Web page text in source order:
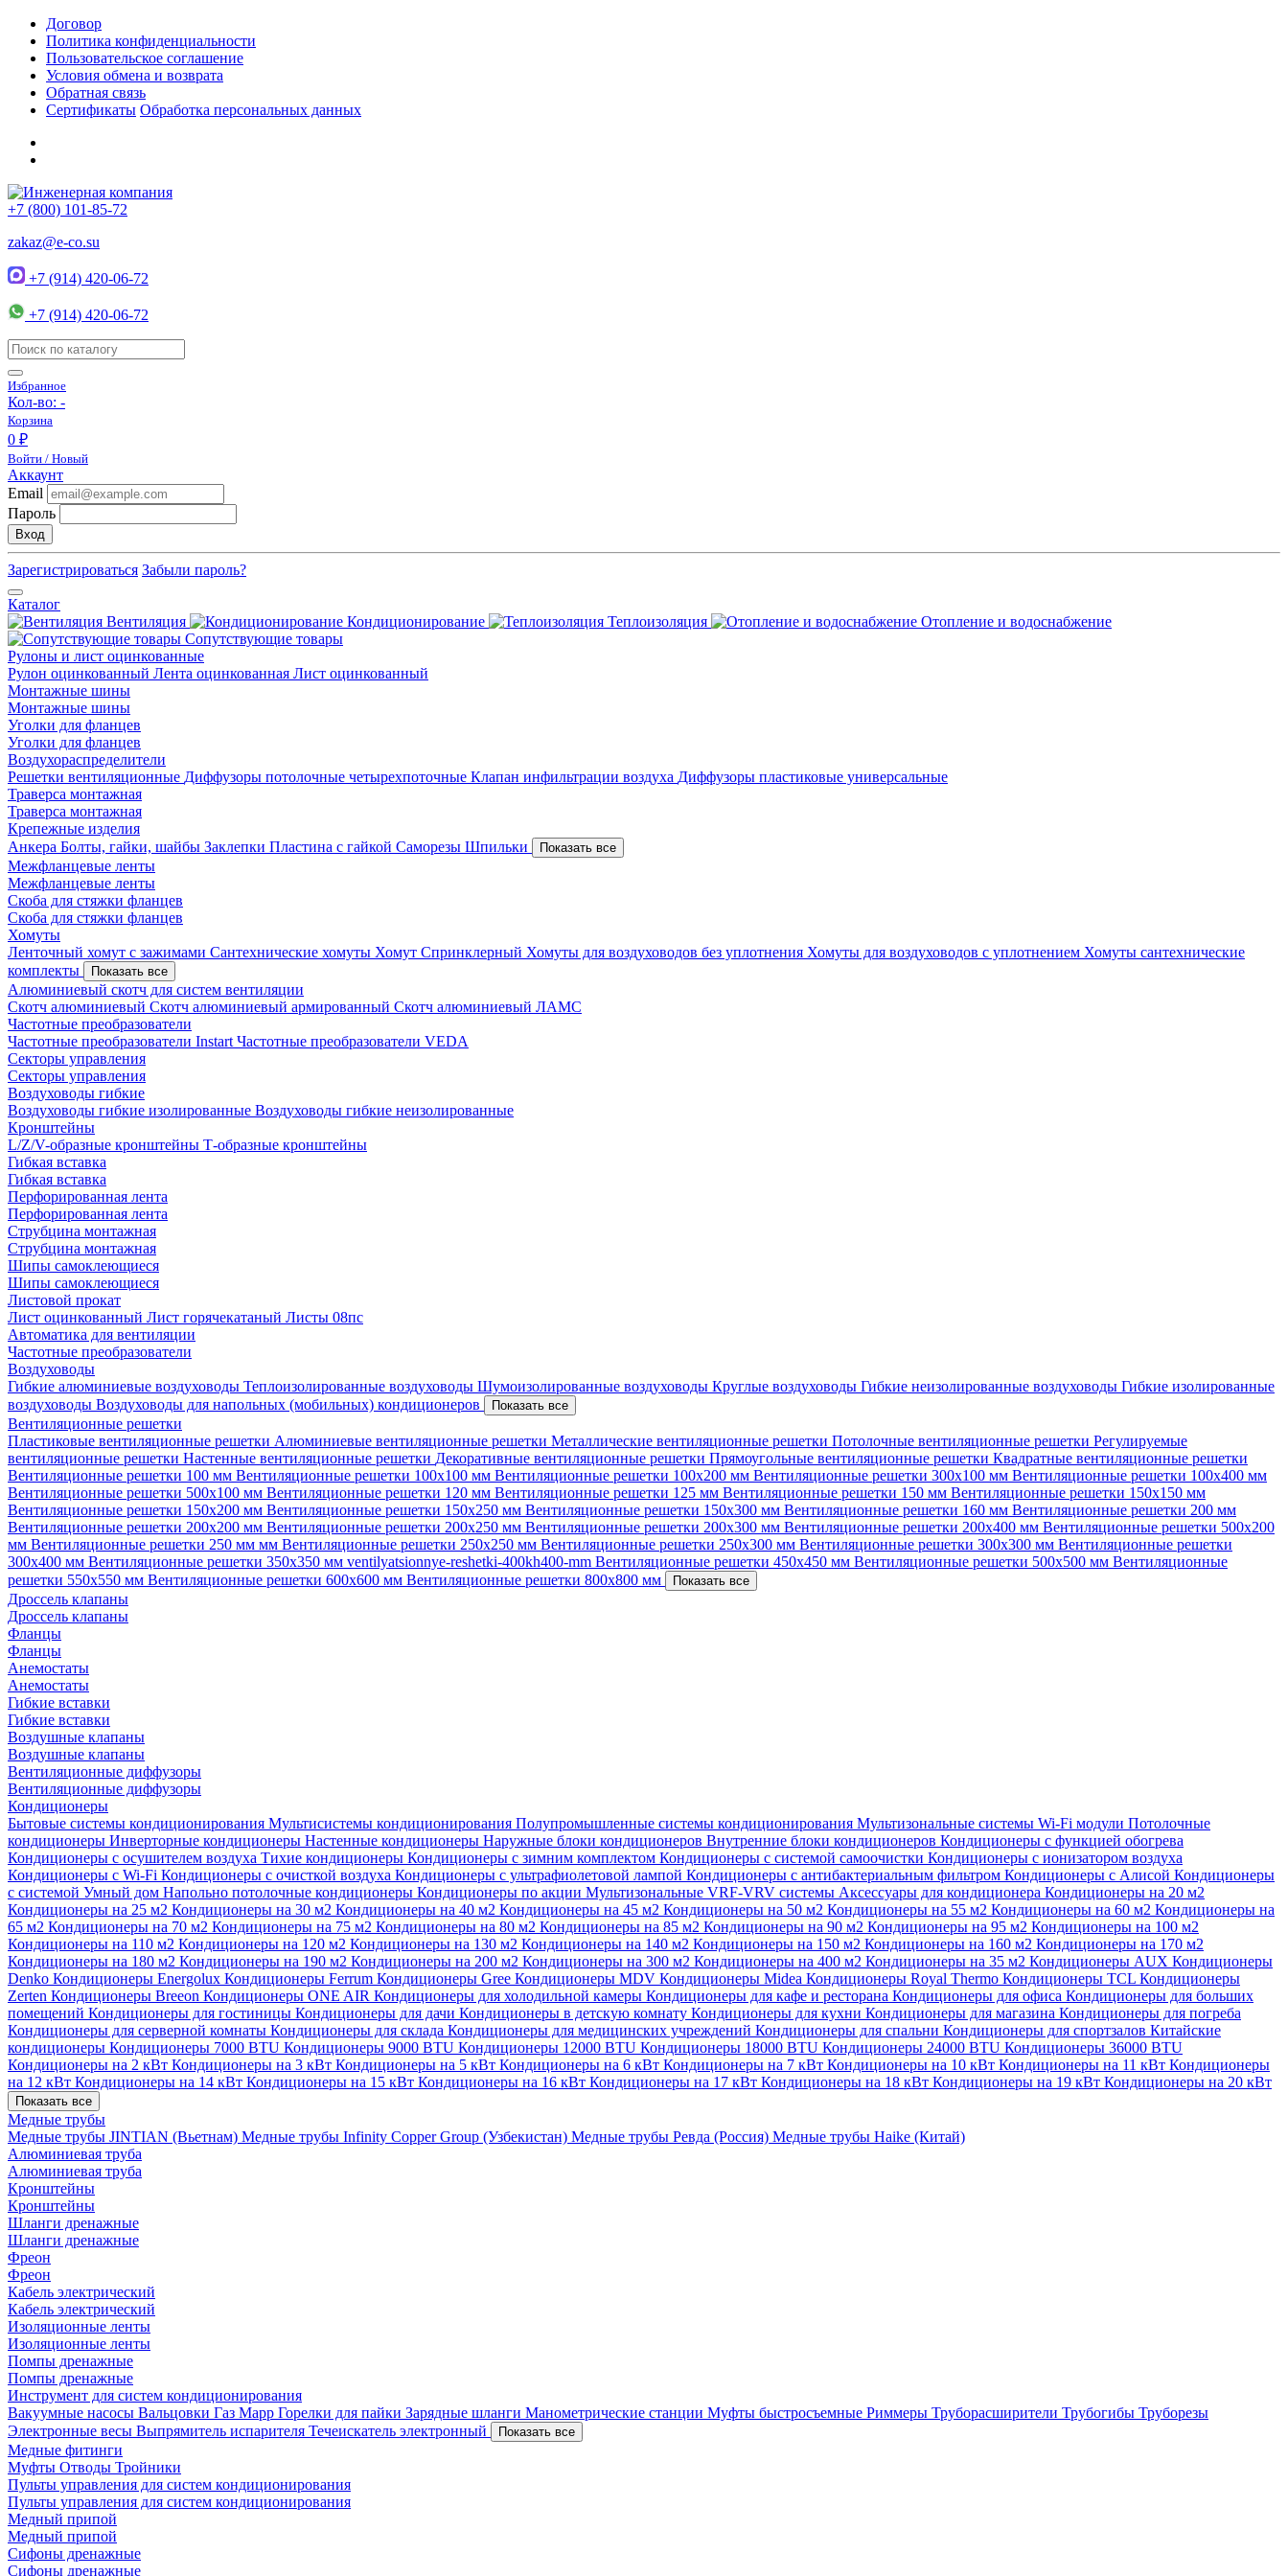
Договор
Политика конфиденциальности
Пользовательское соглашение
Условия обмена и возврата
Обратная связь
Сертификаты Обработка персональных данных
+7 (800) 101-85-72
zakaz@e-co.su
+7 (914) 420-06-72
+7 (914) 420-06-72
Избранное
Кол-во: -
Корзина
0 ₽
Войти / Новый
Аккаунт
Email
Пароль
Вход
Зарегистрироваться Забыли пароль?
Каталог
Вентиляция
Кондиционирование Теплоизоляция
Отопление и водоснабжение
Сопутствующие товары
Рулоны и лист оцинкованные
Рулон оцинкованный Лента оцинкованная Лист оцинкованный
Монтажные шины
Монтажные шины
Уголки для фланцев
Уголки для фланцев
Воздухораспределители
Решетки вентиляционные Диффузоры потолочные четырехпоточные Клапан инфильтрации воздуха Диффузоры пластиковые универсальные
Траверса монтажная
Траверса монтажная
Крепежные изделия
Анкера Болты, гайки, шайбы Заклепки Пластина с гайкой Саморезы Шпильки Показать все
Межфланцевые ленты
Межфланцевые ленты
Скоба для стяжки фланцев
Скоба для стяжки фланцев
Хомуты
Ленточный хомут с зажимами Сантехнические хомуты Хомут Спринклерный Хомуты для воздуховодов без уплотнения Хомуты для воздуховодов с уплотнением Хомуты сантехнические
комплекты
Показать все
Алюминиевый скотч для систем вентиляции
Скотч алюминиевый Скотч алюминиевый армированный Скотч алюминиевый ЛАМС
Частотные преобразователи
Частотные преобразователи Instart Частотные преобразователи VEDA
Секторы управления
Секторы управления
Воздуховоды гибкие
Воздуховоды гибкие изолированные Воздуховоды гибкие неизолированные
Кронштейны
L/Z/V-образные кронштейны Т-образные кронштейны
Гибкая вставка
Гибкая вставка
Перфорированная лента
Перфорированная лента
Струбцина монтажная
Струбцина монтажная
Шипы самоклеющиеся
Шипы самоклеющиеся
Листовой прокат
Лист оцинкованный Лист горячекатаный Листы 08пс
Автоматика для вентиляции
Частотные преобразователи
Воздуховоды
Гибкие алюминиевые воздуховоды Теплоизолированные воздуховоды Шумоизолированные воздуховоды Круглые воздуховоды Гибкие неизолированные воздуховоды Гибкие изолированные
воздуховоды Воздуховоды для напольных (мобильных) кондиционеров Показать все
Вентиляционные решетки
Пластиковые вентиляционные решетки Алюминиевые вентиляционные решетки Металлические вентиляционные решетки Потолочные вентиляционные решетки Регулируемые
вентиляционные решетки Настенные вентиляционные решетки Декоративные вентиляционные решетки Прямоугольные вентиляционные решетки Квадратные вентиляционные решетки
Вентиляционные решетки 100 мм Вентиляционные решетки 100х100 мм Вентиляционные решетки 100х200 мм Вентиляционные решетки 300х100 мм Вентиляционные решетки 100х400 мм
Вентиляционные решетки 500х100 мм Вентиляционные решетки 120 мм Вентиляционные решетки 125 мм Вентиляционные решетки 150 мм Вентиляционные решетки 150х150 мм
Вентиляционные решетки 150х200 мм Вентиляционные решетки 150х250 мм Вентиляционные решетки 150х300 мм Вентиляционные решетки 160 мм Вентиляционные решетки 200 мм
Вентиляционные решетки 200х200 мм Вентиляционные решетки 200х250 мм Вентиляционные решетки 200х300 мм Вентиляционные решетки 200х400 мм Вентиляционные решетки 500х200
мм Вентиляционные решетки 250 мм мм Вентиляционные решетки 250х250 мм Вентиляционные решетки 250х300 мм Вентиляционные решетки 300х300 мм Вентиляционные решетки
300х400 мм Вентиляционные решетки 350х350 мм ventilyatsionnye-reshetki-400kh400-mm Вентиляционные решетки 450х450 мм Вентиляционные решетки 500х500 мм Вентиляционные
решетки 550х550 мм Вентиляционные решетки 600х600 мм Вентиляционные решетки 800х800 мм Показать все
Дроссель клапаны
Дроссель клапаны
Фланцы
Фланцы
Анемостаты
Анемостаты
Гибкие вставки
Гибкие вставки
Воздушные клапаны
Воздушные клапаны
Вентиляционные диффузоры
Вентиляционные диффузоры
Кондиционеры
Бытовые системы кондиционирования Мультисистемы кондиционирования Полупромышленные системы кондиционирования Мультизональные системы Wi-Fi модули Потолочные
кондиционеры Инверторные кондиционеры Настенные кондиционеры Наружные блоки кондиционеров Внутренние блоки кондиционеров Кондиционеры с функцией обогрева
Кондиционеры с осушителем воздуха Тихие кондиционеры Кондиционеры с зимним комплектом Кондиционеры с системой самоочистки Кондиционеры с ионизатором воздуха
Кондиционеры с Wi-Fi Кондиционеры с очисткой воздуха Кондиционеры с ультрафиолетовой лампой Кондиционеры с антибактериальным фильтром Кондиционеры с Алисой Кондиционеры
с системой Умный дом Напольно потолочные кондиционеры Кондиционеры по акции Мультизональные VRF-VRV системы Аксессуары для кондиционера Кондиционеры на 20 м2
Кондиционеры на 25 м2 Кондиционеры на 30 м2 Кондиционеры на 40 м2 Кондиционеры на 45 м2 Кондиционеры на 50 м2 Кондиционеры на 55 м2 Кондиционеры на 60 м2 Кондиционеры на
65 м2 Кондиционеры на 70 м2 Кондиционеры на 75 м2 Кондиционеры на 80 м2 Кондиционеры на 85 м2 Кондиционеры на 90 м2 Кондиционеры на 95 м2 Кондиционеры на 100 м2
Кондиционеры на 110 м2 Кондиционеры на 120 м2 Кондиционеры на 130 м2 Кондиционеры на 140 м2 Кондиционеры на 150 м2 Кондиционеры на 160 м2 Кондиционеры на 170 м2
Кондиционеры на 180 м2 Кондиционеры на 190 м2 Кондиционеры на 200 м2 Кондиционеры на 300 м2 Кондиционеры на 400 м2 Кондиционеры на 35 м2 Кондиционеры AUX Кондиционеры
Denko Кондиционеры Energolux Кондиционеры Ferrum Кондиционеры Gree Кондиционеры MDV Кондиционеры Midea Кондиционеры Royal Thermo Кондиционеры TCL Кондиционеры
Zerten Кондиционеры Breeon Кондиционеры ONE AIR Кондиционеры для холодильной камеры Кондиционеры для кафе и ресторана Кондиционеры для офиса Кондиционеры для больших
помещений Кондиционеры для гостиницы Кондиционеры для дачи Кондиционеры в детскую комнату Кондиционеры для кухни Кондиционеры для магазина Кондиционеры для погреба
Кондиционеры для серверной комнаты Кондиционеры для склада Кондиционеры для медицинских учреждений Кондиционеры для спальни Кондиционеры для спортзалов Китайские
кондиционеры Кондиционеры 7000 BTU Кондиционеры 9000 BTU Кондиционеры 12000 BTU Кондиционеры 18000 BTU Кондиционеры 24000 BTU Кондиционеры 36000 BTU
Кондиционеры на 2 кВт Кондиционеры на 3 кВт Кондиционеры на 5 кВт Кондиционеры на 6 кВт Кондиционеры на 7 кВт Кондиционеры на 10 кВт Кондиционеры на 11 кВт Кондиционеры
на 12 кВт Кондиционеры на 14 кВт Кондиционеры на 15 кВт Кондиционеры на 16 кВт Кондиционеры на 17 кВт Кондиционеры на 18 кВт Кондиционеры на 19 кВт Кондиционеры на 20 кВт
Показать все
Медные трубы
Медные трубы JINTIAN (Вьетнам) Медные трубы Infinity Copper Group (Узбекистан) Медные трубы Ревда (Россия) Медные трубы Haike (Китай)
Алюминиевая труба
Алюминиевая труба
Кронштейны
Кронштейны
Шланги дренажные
Шланги дренажные
Фреон
Фреон
Кабель электрический
Кабель электрический
Изоляционные ленты
Изоляционные ленты
Помпы дренажные
Помпы дренажные
Инструмент для систем кондиционирования
Вакуумные насосы Вальцовки Газ Mapp Горелки для пайки Зарядные шланги Манометрические станции Муфты быстросъемные Риммеры Труборасширители Трубогибы Труборезы
Электронные весы Выпрямитель испарителя Течеискатель электронный Показать все
Медные фитинги
Муфты Отводы Тройники
Пульты управления для систем кондиционирования
Пульты управления для систем кондиционирования
Медный припой
Медный припой
Сифоны дренажные
Сифоны дренажные